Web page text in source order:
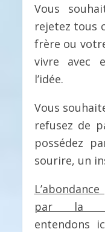
Vous
rejetez tous
frère ou
vivre avec
l’idée.
Vous
refusez de
possédez
sourire, un
par la
entendons